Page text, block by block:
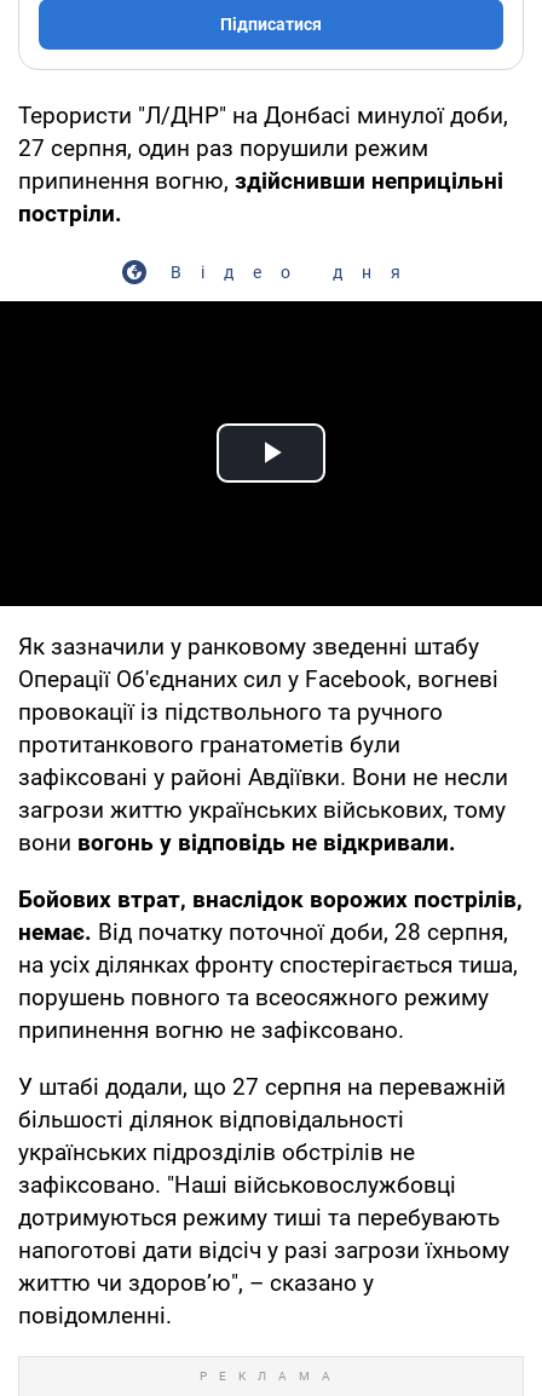
Підписатися
Терористи "Л/ДНР" на Донбасі минулої доби,
27 серпня, один раз порушили режим
припинення вогню, здійснивши неприцільні
постріли.
Відео дня
Play Video
Як зазначили у ранковому зведенні штабу
Операції Об'єднаних сил у Facebook, вогневі
провокації із підствольного та ручного
протитанкового гранатометів були
зафіксовані у районі Авдіївки. Вони не несли
загрози життю українських військових, тому
вони вогонь у відповідь не відкривали.
Бойових втрат, внаслідок ворожих пострілів,
немає. Від початку поточної доби, 28 серпня,
на усіх ділянках фронту спостерігається тиша,
порушень повного та всеосяжного режиму
припинення вогню не зафіксовано.
У штабі додали, що 27 серпня на переважній
більшості ділянок відповідальності
українських підрозділів обстрілів не
зафіксовано. "Наші військовослужбовці
дотримуються режиму тиші та перебувають
напоготові дати відсіч у разі загрози їхньому
життю чи здоров’ю", – сказано у
повідомленні.